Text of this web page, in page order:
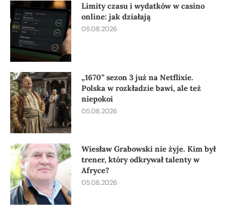
Limity czasu i wydatków w casino
online: jak działają
05.08.2026
„1670” sezon 3 już na Netflixie.
Polska w rozkładzie bawi, ale też
niepokoi
05.08.2026
Wiesław Grabowski nie żyje. Kim był
trener, który odkrywał talenty w
Afryce?
05.08.2026